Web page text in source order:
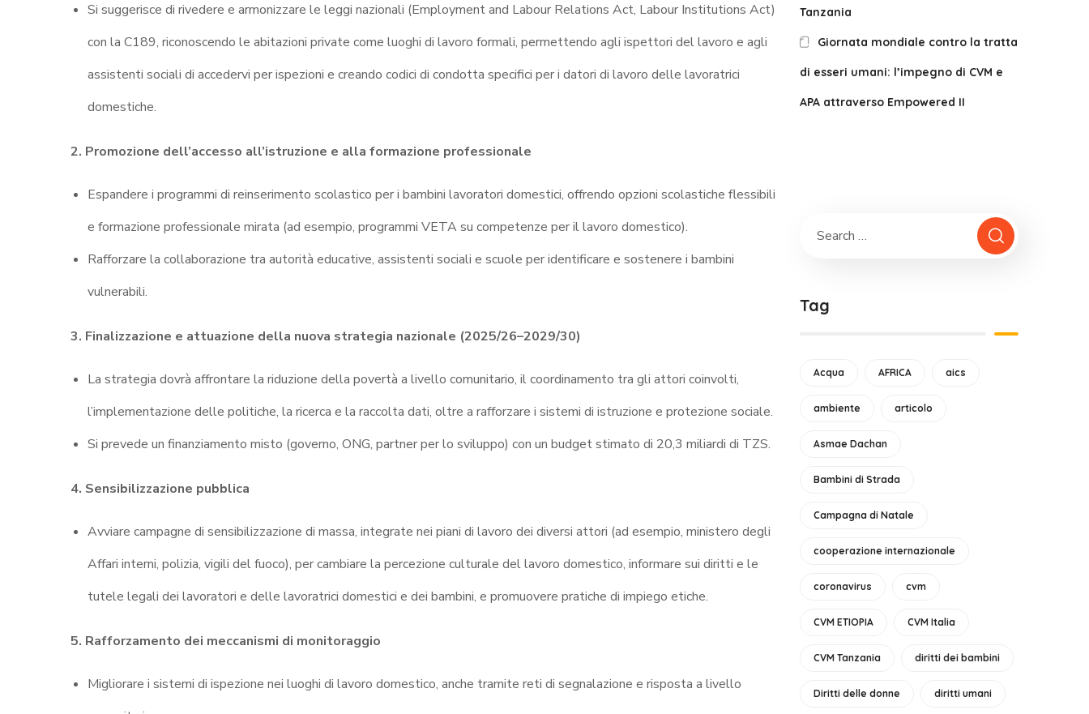
Si suggerisce di rivedere e armonizzare le leggi nazionali (Employment and Labour Relations Act, Labour Institutions Act)
con la C189, riconoscendo le abitazioni private come luoghi di lavoro formali, permettendo agli ispettori del lavoro e agli
assistenti sociali di accedervi per ispezioni e creando codici di condotta specifici per i datori di lavoro delle lavoratrici
domestiche.
2. Promozione dell’accesso all’istruzione e alla formazione professionale
Espandere i programmi di reinserimento scolastico per i bambini lavoratori domestici, offrendo opzioni scolastiche flessibili
e formazione professionale mirata (ad esempio, programmi VETA su competenze per il lavoro domestico).
Rafforzare la collaborazione tra autorità educative, assistenti sociali e scuole per identificare e sostenere i bambini
vulnerabili.
3. Finalizzazione e attuazione della nuova strategia nazionale (2025/26–2029/30)
La strategia dovrà affrontare la riduzione della povertà a livello comunitario, il coordinamento tra gli attori coinvolti,
l’implementazione delle politiche, la ricerca e la raccolta dati, oltre a rafforzare i sistemi di istruzione e protezione sociale.
Si prevede un finanziamento misto (governo, ONG, partner per lo sviluppo) con un budget stimato di 20,3 miliardi di TZS.
4. Sensibilizzazione pubblica
Avviare campagne di sensibilizzazione di massa, integrate nei piani di lavoro dei diversi attori (ad esempio, ministero degli
Affari interni, polizia, vigili del fuoco), per cambiare la percezione culturale del lavoro domestico, informare sui diritti e le
tutele legali dei lavoratori e delle lavoratrici domestici e dei bambini, e promuovere pratiche di impiego etiche.
5. Rafforzamento dei meccanismi di monitoraggio
Migliorare i sistemi di ispezione nei luoghi di lavoro domestico, anche tramite reti di segnalazione e risposta a livello
Tanzania
Giornata mondiale contro la tratta
di esseri umani: l’impegno di CVM e
APA attraverso Empowered II
Tag
Acqua AFRICA aics
ambiente articolo
Asmae Dachan
Bambini di Strada
Campagna di Natale
cooperazione internazionale
coronavirus cvm
CVM ETIOPIA CVM Italia
CVM Tanzania diritti dei bambini
Diritti delle donne diritti umani